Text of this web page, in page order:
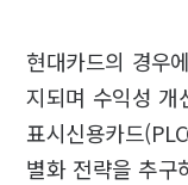
현대카드의 경우
지되며 수익성 개
표시신용카드
별화 전략을 추구